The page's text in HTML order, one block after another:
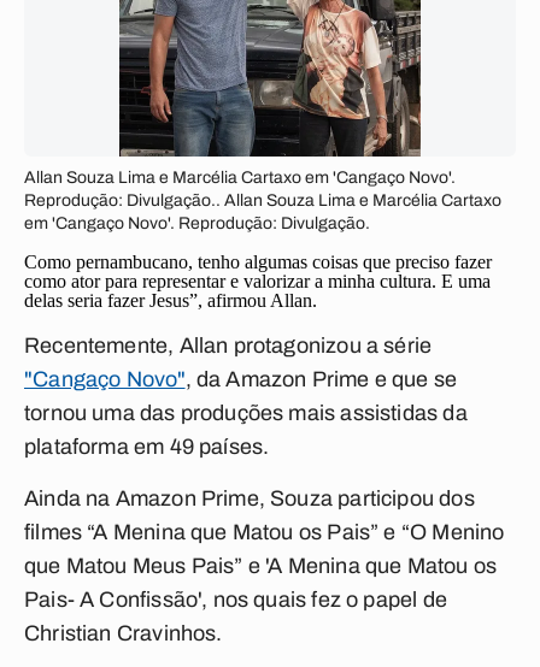
Allan Souza Lima e Marcélia Cartaxo em 'Cangaço Novo'.
Reprodução: Divulgação.. Allan Souza Lima e Marcélia Cartaxo
em 'Cangaço Novo'. Reprodução: Divulgação.
Como pernambucano, tenho algumas coisas que preciso fazer
como ator para representar e valorizar a minha cultura. E uma
delas seria fazer Jesus”, afirmou Allan.
Recentemente, Allan protagonizou a série
"Cangaço Novo", da Amazon Prime e que se
tornou uma das produções mais assistidas da
plataforma em 49 países.
Ainda na Amazon Prime, Souza participou dos
filmes “A Menina que Matou os Pais” e “O Menino
que Matou Meus Pais” e 'A Menina que Matou os
Pais- A Confissão', nos quais fez o papel de
Christian Cravinhos.